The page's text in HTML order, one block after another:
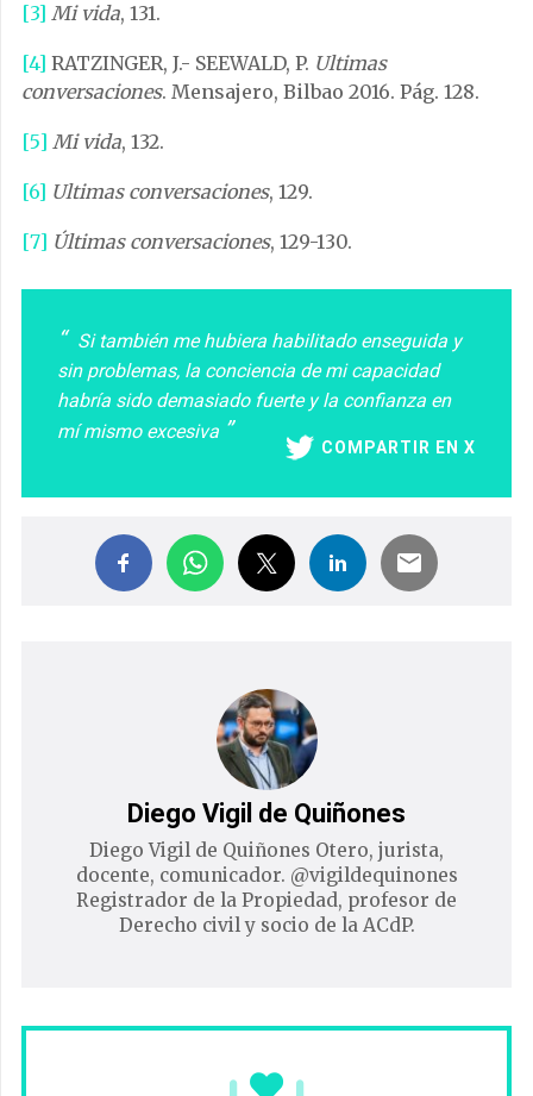
[3] Mi vida, 131.
[4] RATZINGER, J.- SEEWALD, P. Ultimas
conversaciones. Mensajero, Bilbao 2016. Pág. 128.
[5] Mi vida, 132.
[6] Ultimas conversaciones, 129.
[7] Últimas conversaciones, 129-130.
Si también me hubiera habilitado enseguida y
sin problemas, la conciencia de mi capacidad
habría sido demasiado fuerte y la confianza en
mí mismo excesiva
COMPARTIR EN X
Diego Vigil de Quiñones
Diego Vigil de Quiñones Otero, jurista,
docente, comunicador. @vigildequinones
Registrador de la Propiedad, profesor de
Derecho civil y socio de la ACdP.